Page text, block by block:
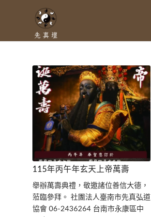
115年丙午年玄天上帝萬壽
舉辦萬壽典禮，敬邀諸位善信大德，
蒞臨參拜。 社團法人臺南市先真弘道
協會 06-2436264 台南市永康區中